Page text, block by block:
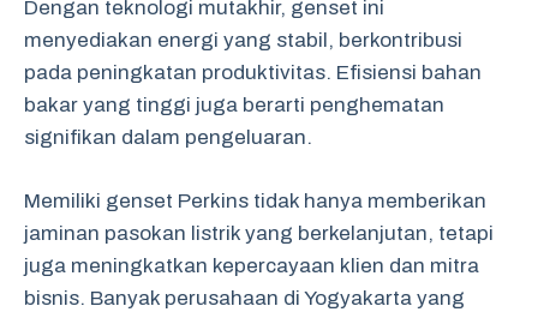
Dengan teknologi mutakhir, genset ini
menyediakan energi yang stabil, berkontribusi
pada peningkatan produktivitas. Efisiensi bahan
bakar yang tinggi juga berarti penghematan
signifikan dalam pengeluaran.
Memiliki genset Perkins tidak hanya memberikan
jaminan pasokan listrik yang berkelanjutan, tetapi
juga meningkatkan kepercayaan klien dan mitra
bisnis. Banyak perusahaan di Yogyakarta yang